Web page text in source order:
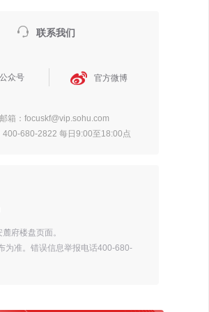
 联系我们
众号  官方微博
箱：focuskf@vip.sohu.com
400-680-2822 每日9:00至18:00点
府楼盘页面。
为准。错误信息举报电话400-680-